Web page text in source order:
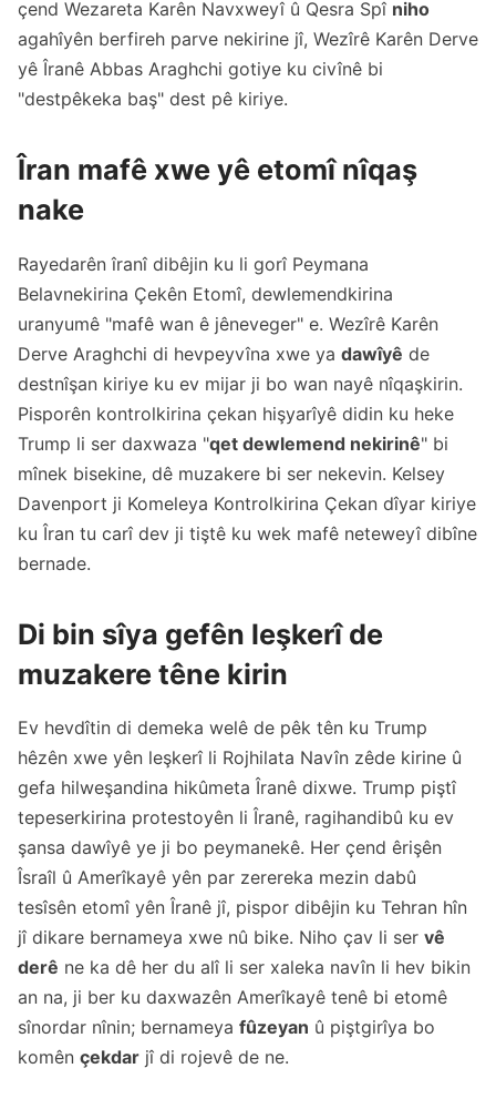
çend Wezareta Karên Navxweyî û Qesra Spî niho
agahîyên berfireh parve nekirine jî, Wezîrê Karên Derve
yê Îranê Abbas Araghchi gotiye ku civînê bi
"destpêkeka baş" dest pê kiriye.
Îran mafê xwe yê etomî nîqaş
nake
Rayedarên îranî dibêjin ku li gorî Peymana
Belavnekirina Çekên Etomî, dewlemendkirina
uranyumê "mafê wan ê jêneveger" e. Wezîrê Karên
Derve Araghchi di hevpeyvîna xwe ya dawîyê de
destnîşan kiriye ku ev mijar ji bo wan nayê nîqaşkirin.
Pisporên kontrolkirina çekan hişyarîyê didin ku heke
Trump li ser daxwaza "qet dewlemend nekirinê" bi
mînek bisekine, dê muzakere bi ser nekevin. Kelsey
Davenport ji Komeleya Kontrolkirina Çekan dîyar kiriye
ku Îran tu carî dev ji tiştê ku wek mafê neteweyî dibîne
bernade.
Di bin sîya gefên leşkerî de
muzakere têne kirin
Ev hevdîtin di demeka welê de pêk tên ku Trump
hêzên xwe yên leşkerî li Rojhilata Navîn zêde kirine û
gefa hilweşandina hikûmeta Îranê dixwe. Trump piştî
tepeserkirina protestoyên li Îranê, ragihandibû ku ev
şansa dawîyê ye ji bo peymanekê. Her çend êrişên
Îsraîl û Amerîkayê yên par zerereka mezin dabû
tesîsên etomî yên Îranê jî, pispor dibêjin ku Tehran hîn
jî dikare bernameya xwe nû bike. Niho çav li ser vê
derê ne ka dê her du alî li ser xaleka navîn li hev bikin
an na, ji ber ku daxwazên Amerîkayê tenê bi etomê
sînordar nînin; bernameya fûzeyan û piştgirîya bo
komên çekdar jî di rojevê de ne.